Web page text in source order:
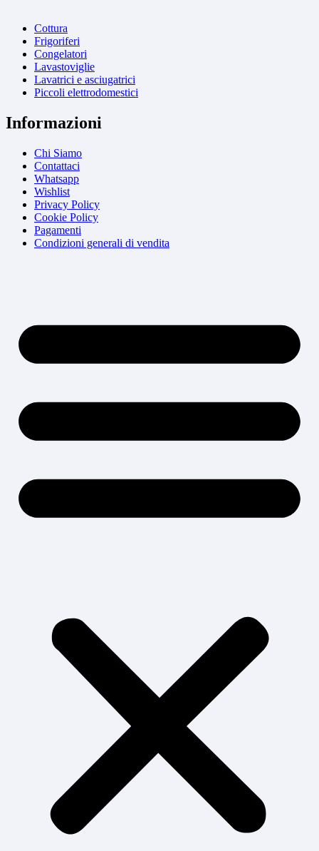
Cottura
Frigoriferi
Congelatori
Lavastoviglie
Lavatrici e asciugatrici
Piccoli elettrodomestici
Informazioni
Chi Siamo
Contattaci
Whatsapp
Wishlist
Privacy Policy
Cookie Policy
Pagamenti
Condizioni generali di vendita